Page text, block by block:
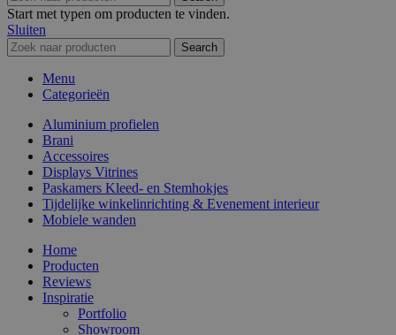
Start met typen om producten te vinden.
Sluiten
Search
Menu
Categorieën
Aluminium profielen
Brani
Accessoires
Displays Vitrines
Paskamers Kleed- en Stemhokjes
Tijdelijke winkelinrichting & Evenement interieur
Mobiele wanden
Home
Producten
Reviews
Inspiratie
Portfolio
Showroom